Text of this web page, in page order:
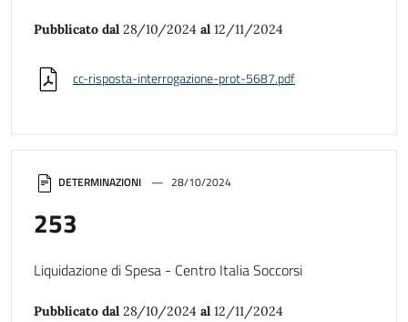
DETERMINAZIONI 28/10/2024
253
Liquidazione di Spesa - Centro Italia Soccorsi
Pubblicato dal 28/10/2024 al 12/11/2024
Pubblicato dal 28/10/2024 al 12/11/2024
cc-risposta-interrogazione-prot-5687.pdf